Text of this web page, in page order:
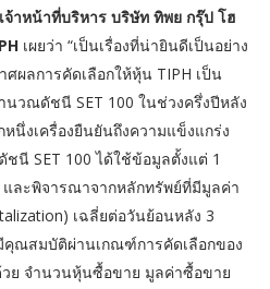
าหน้าที่บริหาร บริษัท ทิพย กรุ๊ป โฮ
เผยว่า “เป็นเรื่องที่น่ายินดีเป็นอย่าง
ผลการคัดเลือกให้หุ้น TIPH เป็น
วณดัชนี SET 100 ในช่วงครึ่งปีหลัง
นึ่งเครื่องยืนยันถึงความแข็งแกร่ง
ชนี SET 100 ได้ใช้ข้อมูลตั้งแต่ 1
และพิจารณาจากหลักทรัพย์ที่มีมูลค่า
เฉลี่ยต่อวันย้อนหลัง 3
คุณสมบัติผ่านเกณฑ์การคัดเลือกของ
ย จำนวนหุ้นซื้อขาย มูลค่าซื้อขาย